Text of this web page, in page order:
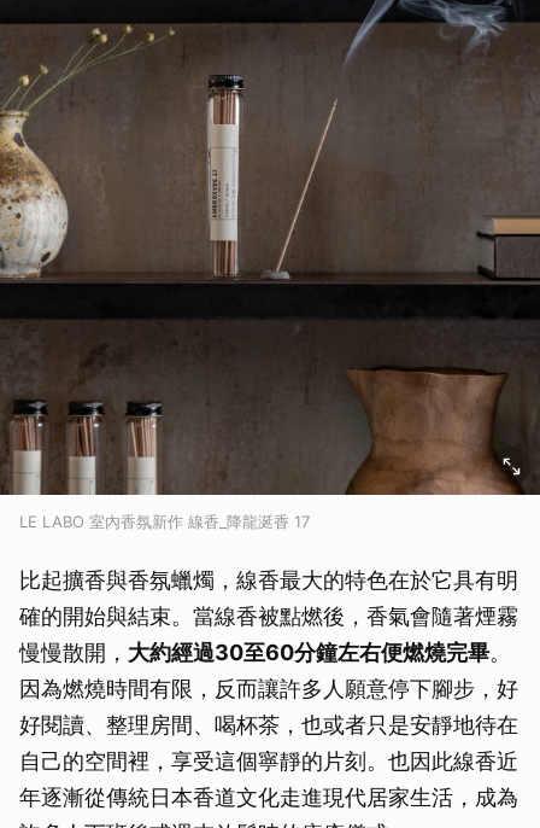
LE LABO 室內香氛新作 線香_降龍涎香 17
比起擴香與香氛蠟燭，線香最大的特色在於它具有明
確的開始與結束。當線香被點燃後，香氣會隨著煙霧
慢慢散開， 大約經過30至60分鐘左右便燃燒完畢。
因為燃燒時間有限，反而讓許多人願意停下腳步，好
好閱讀、整理房間、喝杯茶，也或者只是安靜地待在
自己的空間裡，享受這個寧靜的片刻。也因此線香近
年逐漸從傳統日本香道文化走進現代居家生活，成為